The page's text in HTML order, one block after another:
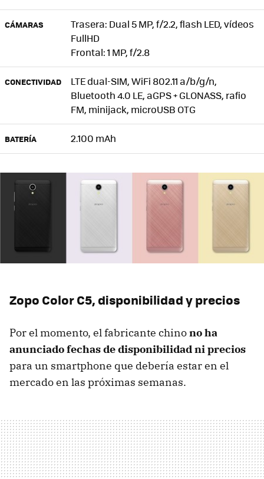
CÁMARAS
Trasera: Dual 5 MP, f/2.2, flash LED, vídeos
FullHD
Frontal: 1 MP, f/2.8
CONECTIVIDAD
LTE dual-SIM, WiFi 802.11 a/b/g/n,
Bluetooth 4.0 LE, aGPS + GLONASS, rafio
FM, minijack, microUSB OTG
BATERÍA 2.100 mAh
Zopo Color C5, disponibilidad y precios
Por el momento, el fabricante chinono ha
anunciado fechas de disponibilidad ni precios
para un smartphone que debería estar en el
mercado en las próximas semanas.